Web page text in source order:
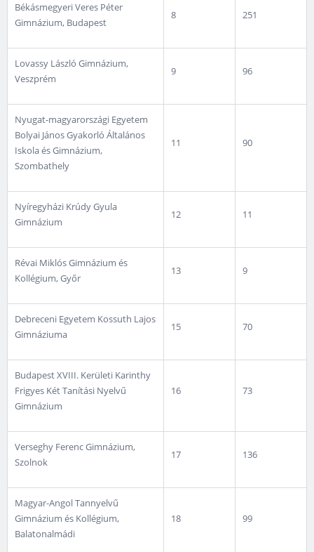
Békásmegyeri Veres Péter
Gimnázium, Budapest
8 251
Lovassy László Gimnázium,
Veszprém
9 96
Nyugat-magyarországi Egyetem
Bolyai János Gyakorló Általános
Iskola és Gimnázium,
Szombathely
11 90
Nyíregyházi Krúdy Gyula
Gimnázium
12 11
Révai Miklós Gimnázium és
Kollégium, Győr
13 9
Debreceni Egyetem Kossuth Lajos
Gimnáziuma
15 70
Budapest XVIII. Kerületi Karinthy
Frigyes Két Tanítási Nyelvű
Gimnázium
16 73
Verseghy Ferenc Gimnázium,
Szolnok
17 136
Magyar-Angol Tannyelvű
Gimnázium és Kollégium,
Balatonalmádi
18 99